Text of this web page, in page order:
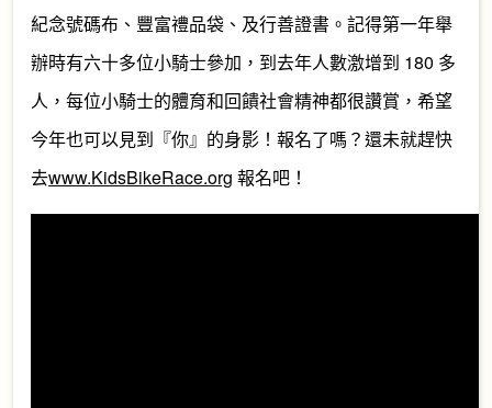
紀念號碼布、豐富禮品袋、及行善證書。記得第一年舉
辦時有六十多位小騎士參加，到去年人數激增到 180 多
人，每位小騎士的體育和回饋社會精神都很讚賞，希望
今年也可以見到『你』的身影！報名了嗎？還未就趕快
去www.KidsBikeRace.org 報名吧！